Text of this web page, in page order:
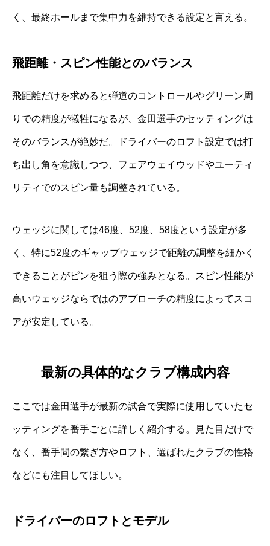
く、最終ホールまで集中力を維持できる設定と言える。
飛距離・スピン性能とのバランス
飛距離だけを求めると弾道のコントロールやグリーン周
りでの精度が犠牲になるが、金田選手のセッティングは
そのバランスが絶妙だ。ドライバーのロフト設定では打
ち出し角を意識しつつ、フェアウェイウッドやユーティ
リティでのスピン量も調整されている。
ウェッジに関しては46度、52度、58度という設定が多
く、特に52度のギャップウェッジで距離の調整を細かく
できることがピンを狙う際の強みとなる。スピン性能が
高いウェッジならではのアプローチの精度によってスコ
アが安定している。
最新の具体的なクラブ構成内容
ここでは金田選手が最新の試合で実際に使用していたセ
ッティングを番手ごとに詳しく紹介する。見た目だけで
なく、番手間の繋ぎ方やロフト、選ばれたクラブの性格
などにも注目してほしい。
ドライバーのロフトとモデル